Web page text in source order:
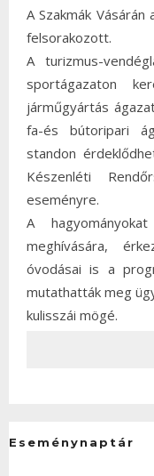
A Szakmák
felsorakozott.
A turizmus-
sportágazaton
járműgyártás
fa-és bútoripari
standon
Készenléti
eseményre.
A
meghívására,
óvodásai is a
mutathatták meg
kulisszái mögé.
Eseménynaptár